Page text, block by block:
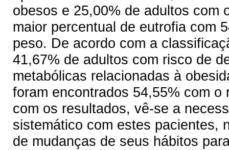
obesos e 25,00% de adultos com
maior percentual de eutrofia com
peso. De acordo com a
41,67% de adultos com risco de
metabólicas relacionadas à
foram encontrados 54,55% com
com os resultados, vê-se a
sistemático com estes pacientes,
de mudanças de seus hábitos